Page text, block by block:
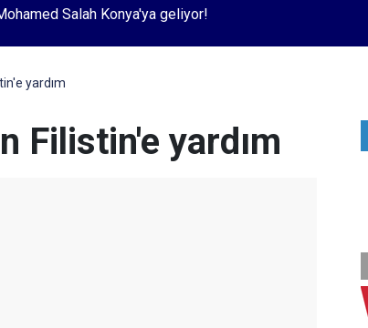
Salah Konya'ya geliyor!
yardım
Filistin'e yardım